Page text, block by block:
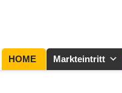
HOME Markteintritt